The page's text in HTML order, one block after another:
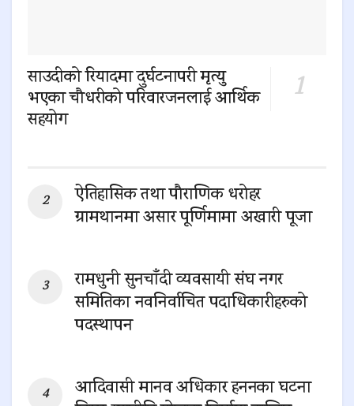
साउदीको रियादमा दुर्घटनापरी मृत्यु
भएका चौधरीको परिवारजनलाई आर्थिक
सहयोग
ऐतिहासिक तथा पौराणिक धरोहर
ग्रामथानमा असार पूर्णिमामा अखारी पूजा
रामधुनी सुनचाँदी व्यवसायी संघ नगर
समितिका नवनिर्वाचित पदाधिकारीहरुको
पदस्थापन
आदिवासी मानव अधिकार हननका घटना